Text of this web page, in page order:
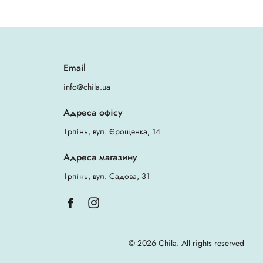
Email
info@chila.ua
Адреса офісу
Ірпінь, вул. Єрощенка, 14
Адреса магазину
Ірпінь, вул. Садова, 31
© 2026 Chila. All rights reserved